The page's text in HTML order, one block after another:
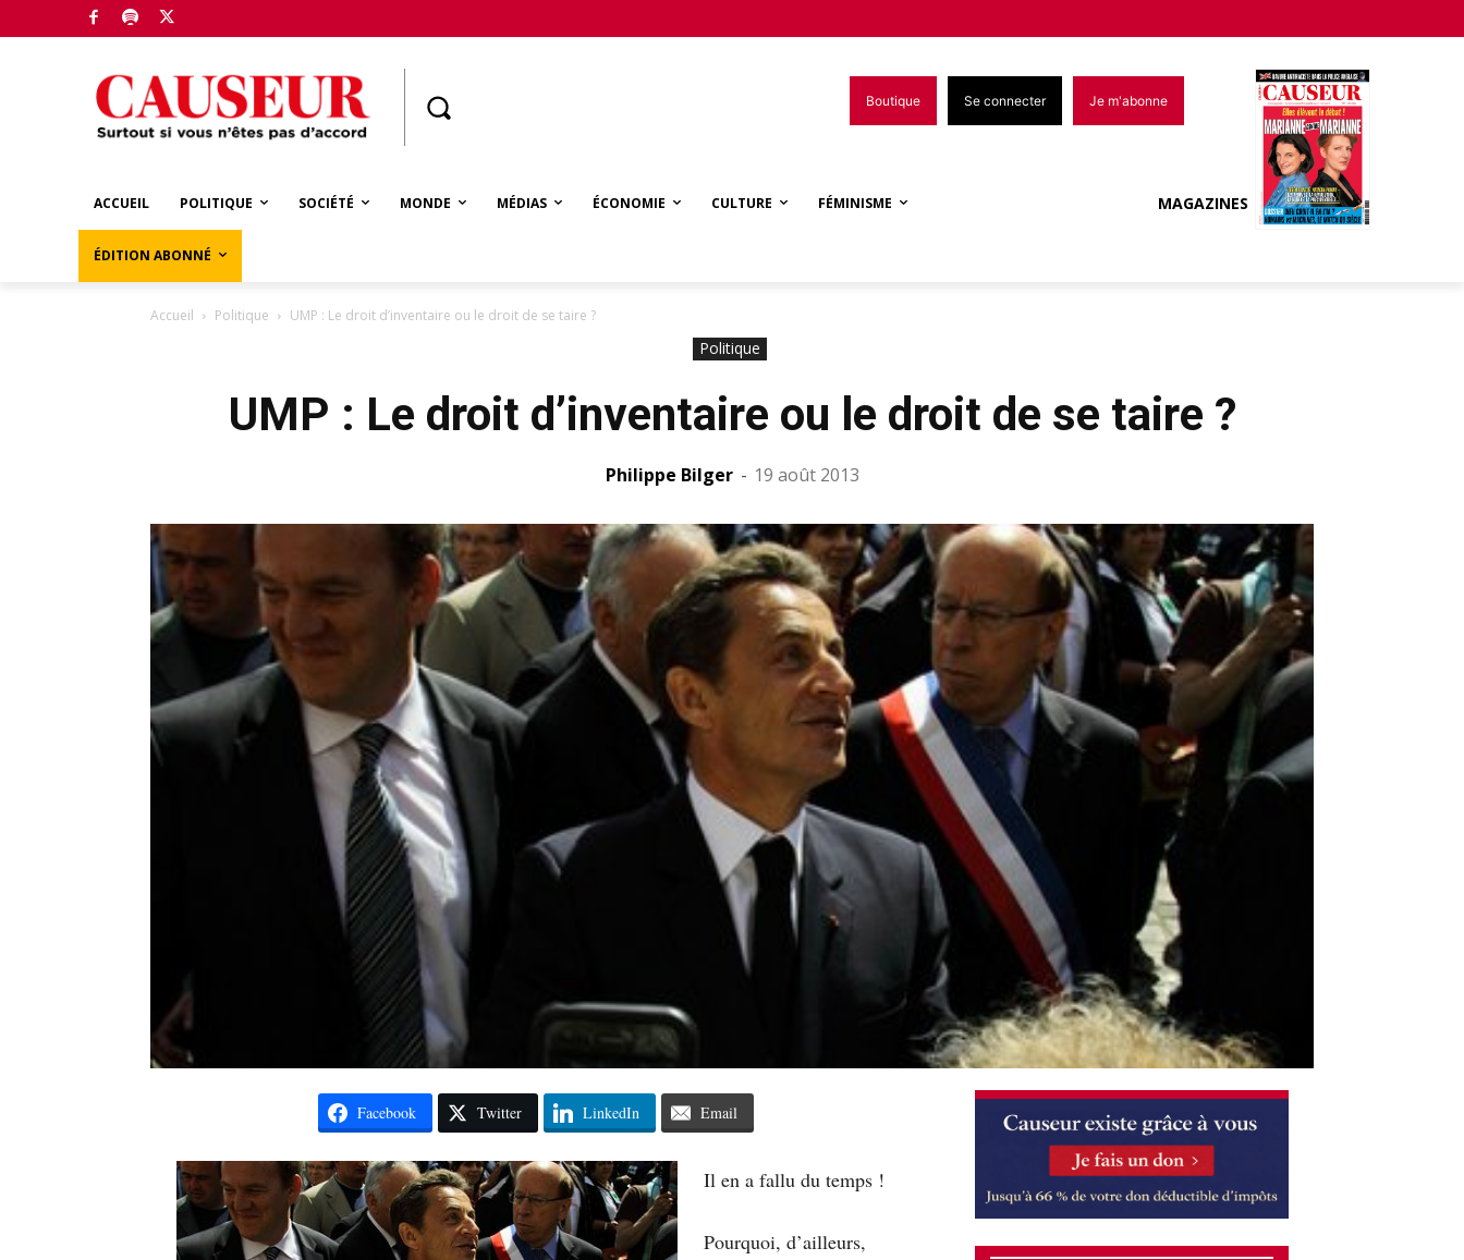
Boutique Se connecter Je m'abonne
ACCUEIL POLITIQUE SOCIÉTÉ MONDE MÉDIAS ÉCONOMIE CULTURE FÉMINISME
ÉDITION ABONNÉ
MAGAZINES
Accueil Politique UMP : Le droit d’inventaire ou le droit de se taire ?
Politique
UMP : Le droit d’inventaire ou le droit de se taire ?
Philippe Bilger - 19 août 2013
Facebook Twitter LinkedIn Email
Il en a fallu du temps !
Pourquoi, d’ailleurs,